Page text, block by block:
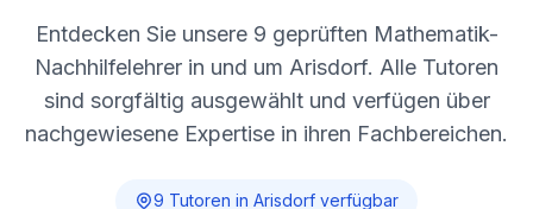
Entdecken Sie unsere 9 geprüften Mathematik-
Nachhilfelehrer in und um Arisdorf. Alle Tutoren
sind sorgfältig ausgewählt und verfügen über
nachgewiesene Expertise in ihren Fachbereichen.
9 Tutoren in Arisdorf verfügbar